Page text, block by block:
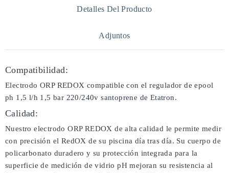
Detalles Del Producto
Adjuntos
Compatibilidad:
Electrodo ORP REDOX compatible con el regulador de epool
ph 1,5 l/h 1,5 bar 220/240v santoprene de Etatron.
Calidad:
Nuestro electrodo ORP REDOX de alta calidad le permite medir
con precisión el RedOX de su piscina día tras día. Su cuerpo de
policarbonato duradero y su protección integrada para la
superficie de medición de vidrio pH mejoran su resistencia al